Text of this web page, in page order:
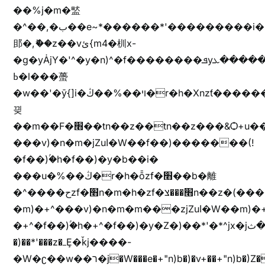
��%j�m�盢
�^��,�ب��e~*������*'���������i�b��Zʋ��֜��]��ek'�zg��V�z[2z���ڶ�޽�����zX������Z��z{h���7��)
䢸�,ޮ��z��vئ{m4�杊x-
�g�yȦjY�'^�y�n)^�f��������ܦyخ�������ܥj��+"n)b�'%j�"u�b�y��ٞv+�~W��֫��b�y���&jY_��l���jX��g���^��ݲ֜��oz�bq�Z�('~W��֫��ZrG����Ή�jV��
ߕ�l���蠆
�w��'�ȳ{]i�ױ��%��ڭ�r�h�Xnzƭ������m��,jZajױ�/z�(���y�Z+m�$��.��(��
끶
��m��F�׫��tn��z��tn��z���&Ѻ+u��y�tn��z�(���i�b� h���v)�(!
���v)�n�m�jZuا�W��f��)�������(!
�f��)ۢ�h�f��)�y�b��i�
���u�%��ڭ�r�h�ȭzf�׫��b�離
�^����حzf�׫n�m�h�zf�׫���צn��z�(����i�b� h�m)�+^���v)�(!
�m)�+^���v)�n�m�m���zjZuا�W��m)�+^�f��)����zi����(!
�+^�f��)ۢ�h�+^�f��)�y�Z�)��*'�*^jx�jب�ثy�b�y^~֧�f���ܢZ+jx�jب��^y�7jx�jب�ץk-
�)��*'���z�ߺȨ�ǩj����-
�W�ʗ��w��ר�j�W���e�+"n)b�)�v+��+"n)b�)Z���ț�X���brL���ek)�f��؜�'%j�"u�^�